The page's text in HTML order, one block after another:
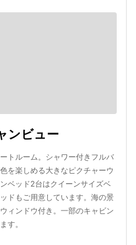
ンビュー
トルーム。シャワー付きフルバ
を楽しめる大きなピクチャーウ
ベッド2台はクイーンサイズベ
ドもご用意しています。海の景
ィンドウ付き。一部のキャビン
す。